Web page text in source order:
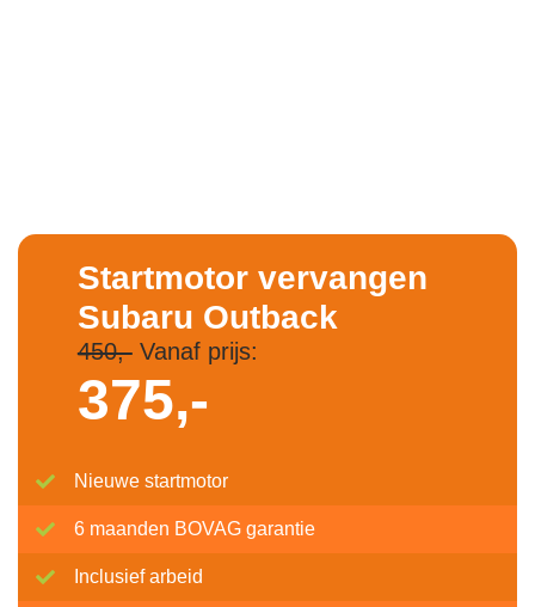
Startmotor vervangen
Subaru Outback
450,-Vanaf prijs:
375,-
Nieuwe startmotor
6 maanden BOVAG garantie
Inclusief arbeid